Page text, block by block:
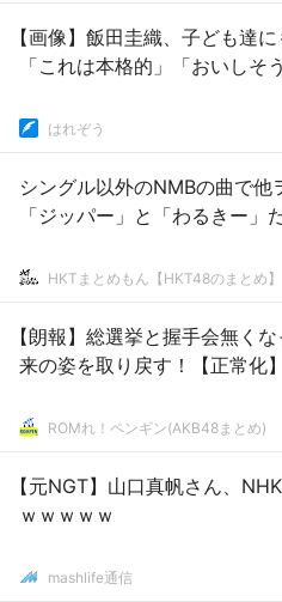
【画像】飯田圭織、子ども達
「これは本格的」「おいしそ
はれぞう
シングル以外のNMBの曲で
「ジッパー」と「わるきー」
HKTまとめもん【HKT48のまとめ】
【朗報】総選挙と握手会無く
来の姿を取り戻す！【正常化】
ROMれ！ペンギン(AKB48まとめ)
【元NGT】山口真帆さん、
ｗｗｗｗｗ
mashlife通信